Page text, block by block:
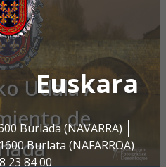
Euskara
Burlada (NAVARRA)
Burlata (NAFARROA)
23 84 00
Udala /
de